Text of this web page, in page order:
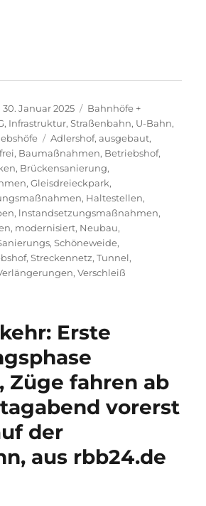
Veröffentlicht
am
30. Januar 2025 Kategorien
Bahnhöfe +
, Infrastruktur,Straßenbahn, U-Bahn,
Schlagwörter
Adlershof,ausgebaut,
, Baumaßnahmen, Betriebshof,
, Brückensanierung,
,Gleisdreieckpark,
, Haltestellen,
, lnstandsetzungsmaßnahmen,
, modernisiert, Neubau,
,Schöneweide,
,Streckennetz,Tunnel,
,Verschleiß
Erste
Züge fahren ab
vorerst
der
aus rbb24.de